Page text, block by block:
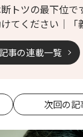
トツの最下位
けてくださ
事の連載一覧
次回の記